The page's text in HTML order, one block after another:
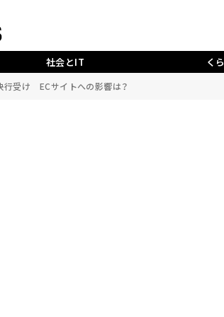
社会とIT く
行受け ECサイトへの影響は？